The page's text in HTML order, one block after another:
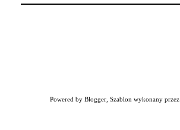
Powered by Blogger, Szablon wykonany przez